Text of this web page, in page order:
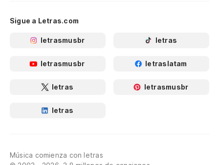
Sigue a Letras.com
letrasmusbr letras
letrasmusbr letraslatam
letras letrasmusbr
letras
Música comienza con letras